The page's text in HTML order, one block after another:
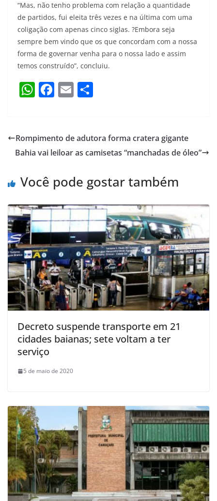
“Mas, não tenho problema com relação a quantidade
de partidos, fui eleita três vezes e na última com uma
coligação com apenas cinco siglas. ?Embora seja
sempre bem vindo que os que concordam com a nossa
forma de governar venha para o nossa lado e assim
temos construído”, concluiu.
W
s
A
p
F
e
b
o
E
l e
Rompimento de adutora forma cratera gigante
Bahia vai leiloar as camisetas “manchadas de óleo”
Você pode gostar também
Decreto suspende transporte em 21
cidades baianas; sete voltam a ter
serviço
5 de maio de 2020